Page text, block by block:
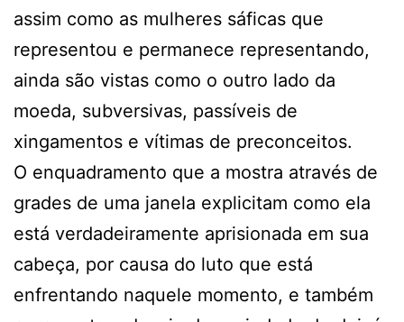
assim como as mulheres sáficas que
representou e permanece representando,
ainda são vistas como o outro lado da
moeda, subversivas, passíveis de
xingamentos e vítimas de preconceitos.
O enquadramento que a mostra através de
grades de uma janela explicitam como ela
está verdadeiramente aprisionada em sua
cabeça, por causa do luto que está
enfrentando naquele momento, e também